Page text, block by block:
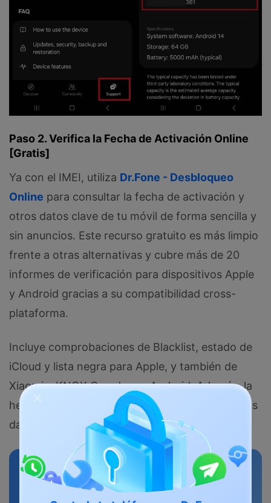
Paso 2. Verifica la Fecha de Activación Online
[Gratis]
Ya con el IMEI, utiliza Dr.Fone - Desbloqueo
Online para consultar la fecha de activación y
otros datos clave de tu móvil de forma sencilla y
sin anuncios. Este recurso gratuito es más limpio
frente a otras alternativas y cubre más de 20
informes de verificación para dispositivos Apple
y Android gracias a su compatibilidad cross-
plataforma.
Incluye comprobaciones de Blacklist, estado de
iCloud y lista negra para Apple, y también de
Xiaomi y KNOX Guard para Android. Además, la
herramienta está diseñada para mostrar sólo tus
datos y no almacena información sensible.
Dr.Fone Desbloqueo Online -
Verificación IMEI